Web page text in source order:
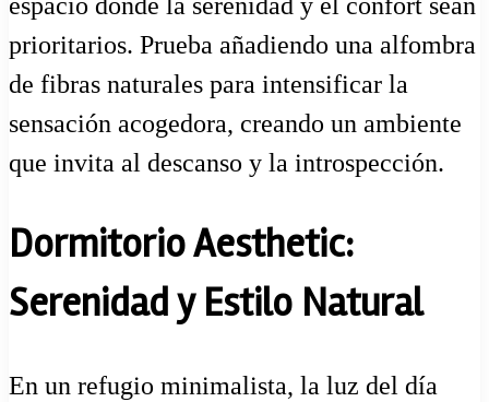
espacio donde la serenidad y el confort sean
prioritarios. Prueba añadiendo una alfombra
de fibras naturales para intensificar la
sensación acogedora, creando un ambiente
que invita al descanso y la introspección.
Dormitorio Aesthetic:
Serenidad y Estilo Natural
En un refugio minimalista, la luz del día